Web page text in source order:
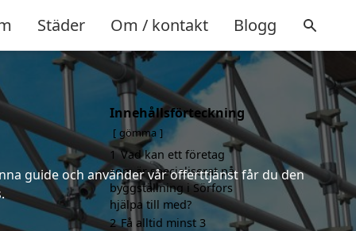
Städer Om / kontakt Blogg
guide och använder vår offerttjänst får du den
Innehållsförteckning
gömma
1 Vad kan ett företag
som är specialiserat på
byggställning i Sörfors
hjälpa till med?
2 Få alltid minst 3